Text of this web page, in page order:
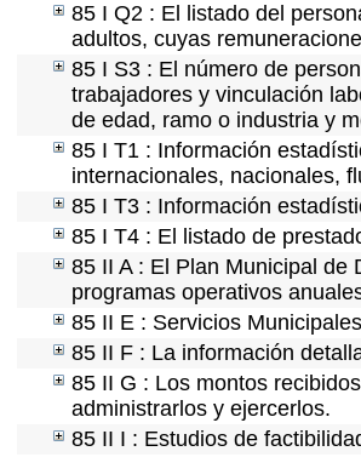
85 I Q2 : El listado del
adultos, cuyas
85 I S3 : El número de
trabajadores y vinculación
de edad, ramo o industria y
85 I T1 : Información
internacionales, nacionales,
85 I T3 : Información
85 I T4 : El listado de
85 II A : El Plan Municipal de
programas operativos
85 II E : Servicios
85 II F : La información
85 II G : Los montos
administrarlos y ejercerlos.
85 II I : Estudios de